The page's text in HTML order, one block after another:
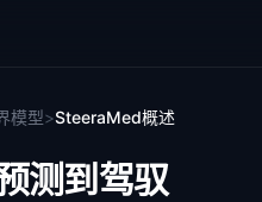
模型>SteeraMed概述
测到驾驭